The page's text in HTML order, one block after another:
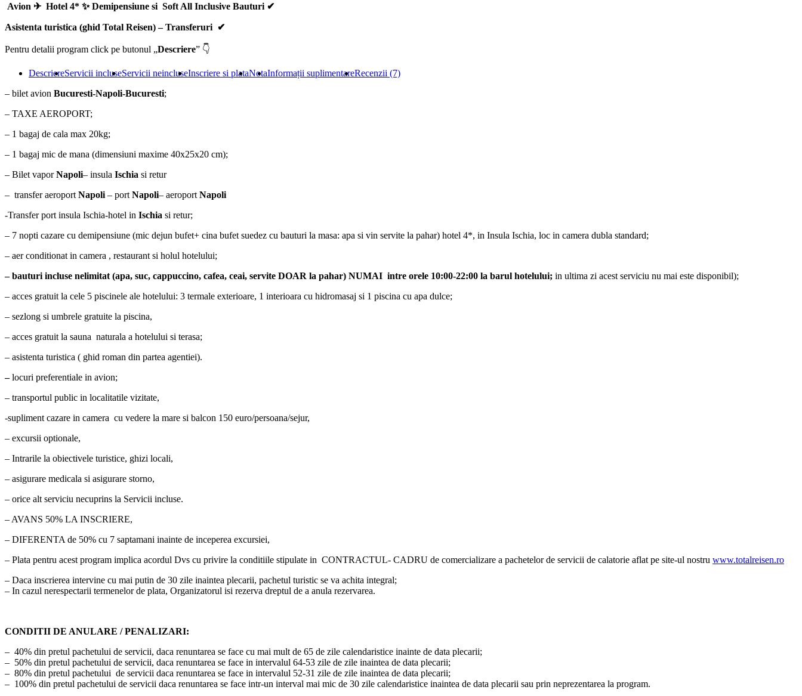
Capri
Avion ✈ Hotel 4* ✨ Demipensiune si Soft All Inclusive Bauturi ✔
Asistenta turistica (ghid Total Reisen) – Transferuri ✔
Pentru detalii program click pe butonul „Descriere” 👇
Servicii incluseServicii neincluseInscriere si plataNota
Descriere Informații suplimentareRecenzii (7)
– bilet avion Bucuresti-Napoli-Bucuresti;
– TAXE AEROPORT;
– 1 bagaj de cala max 20kg;
– 1 bagaj mic de mana (dimensiuni maxime 40x25x20 cm);
– Bilet vaporNapoli– insula Ischia si retur
– transfer aeroport Napoli – port Napoli– aeroport Napoli
-Transfer port insula Ischia-hotel in Ischia si retur;
– 7 nopti cazare cu demipensiune (mic dejun bufet+ cina bufet suedez cu bauturi la masa: apa si vin servite la pahar) hotel 4*, in Insula Ischia, loc in camera dubla standard;
– aer conditionat in camera , restaurant si holul hotelului;
– bauturi incluse nelimitat (apa, suc, cappuccino, cafea, ceai, servite DOAR la pahar) NUMAI intre orele 10:00-22:00 la barul hotelului; in ultima zi acest serviciu nu mai este disponibil);
– acces gratuit la cele 5 piscinele ale hotelului: 3 termale exterioare, 1 interioara cu hidromasaj si 1 piscina cu apa dulce;
– sezlong si umbrele gratuite la piscina,
– acces gratuit la sauna naturala a hotelului si terasa;
– asistenta turistica ( ghid roman din partea agentiei).
–locuri preferentiale in avion;
– transportul public in localitatile vizitate,
-supliment cazare in camera cu vedere la mare si balcon 150 euro/persoana/sejur,
– excursii optionale,
– Intrarile la obiectivele turistice, ghizi locali,
– asigurare medicala si asigurare storno,
– orice alt serviciu necuprins la Servicii incluse.
– AVANS 50% LA INSCRIERE,
– DIFERENTA de 50% cu 7 saptamani inainte de inceperea excursiei,
– Plata pentru acest program implica acordul Dvs cu privire la conditiile stipulate in CONTRACTUL- CADRU de comercializare a pachetelor de servicii de calatorie aflat pe site-ul nostru www.totalreisen.ro
– Daca inscrierea intervine cu mai putin de 30 zile inaintea plecarii, pachetul turistic se va achita integral;
– In cazul nerespectarii termenelor de plata, Organizatorul isi rezerva dreptul de a anula rezervarea.
CONDITII DE ANULARE / PENALIZARI:
– 40% din pretul pachetului de servicii, daca renuntarea se face cu mai mult de 65 de zile calendaristice inainte de data plecarii;
– 50% din pretul pachetului de servicii, daca renuntarea se face in intervalul 64-53 zile de zile inaintea de data plecarii;
– 80% din pretul pachetului de servicii daca renuntarea se face in intervalul 52-31 zile de zile inaintea de data plecarii;
– 100% din pretul pachetului de servicii daca renuntarea se face intr-un interval mai mic de 30 zile calendaristice inaintea de data plecarii sau prin neprezentarea la program.